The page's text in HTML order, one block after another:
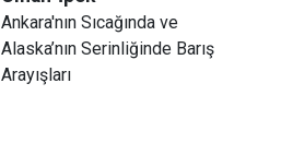
Ankara'nın Sıcağında ve
Alaska’nın Serinliğinde Barış
Arayışları